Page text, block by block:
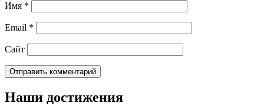
Имя *
Email *
Сайт
Наши достижения